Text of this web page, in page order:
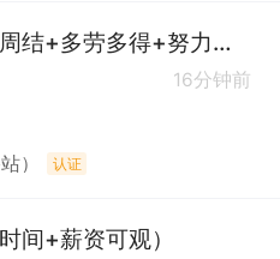
美团骑手送餐员（薪资周结+多劳多得+努力过万）
16分钟前
） 认证
间+薪资可观）